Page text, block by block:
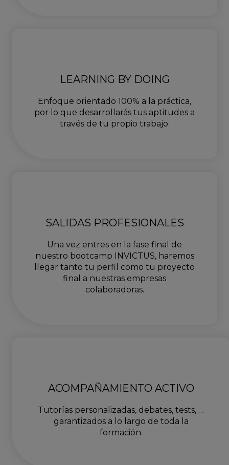
LEARNING BY DOING
Enfoque orientado 100% a la práctica,
por lo que desarrollarás tus aptitudes a
través de tu propio trabajo.
SALIDAS PROFESIONALES
Una vez entres en la fase final de
nuestro bootcamp INVICTUS, haremos
llegar tanto tu perfil como tu proyecto
final a nuestras empresas
colaboradoras.
ACOMPAÑAMIENTO ACTIVO
Tutorías personalizadas, debates, tests, …
garantizados a lo largo de toda la
formación.